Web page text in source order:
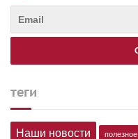
теги
Наши новости полезное